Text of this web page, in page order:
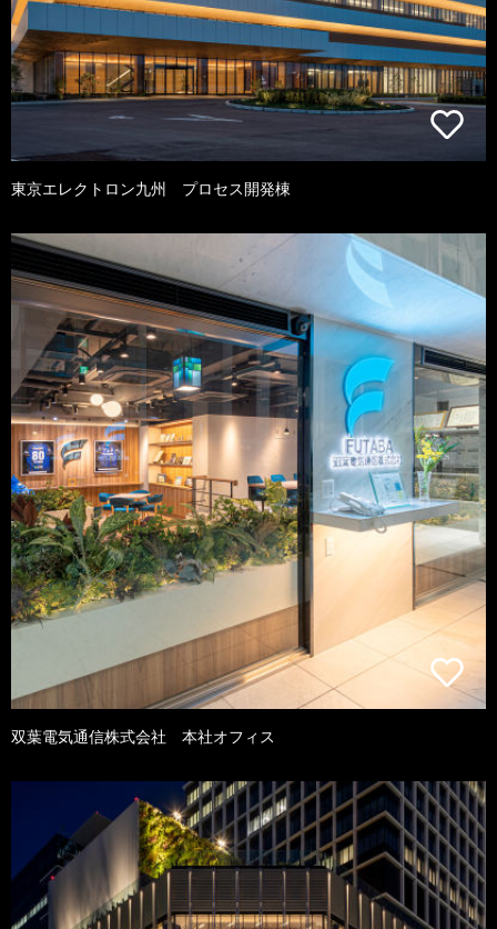
東京エレクトロン九州 プロセス開発棟
双葉電気通信株式会社 本社オフィス